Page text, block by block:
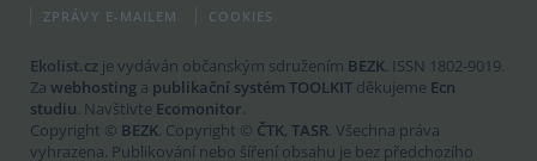
ZPRÁVY E-MAILEM
COOKIES
Ekolist.cz je vydáván občanským sdružením BEZK. ISSN 1802-9019.
Za webhosting a publikační systém TOOLKIT děkujeme Ecn
studiu. Navštivte Ecomonitor.
Copyright © BEZK. Copyright © ČTK, TASR. Všechna práva
vyhrazena. Publikování nebo šíření obsahu je bez předchozího